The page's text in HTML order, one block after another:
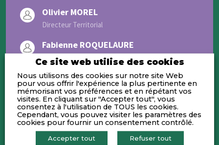
Olivier MOREL
Directeur Territorial
Fabienne ROQUELAURE
Chargée de Développement Territorial
Activités
Ce site web utilise des cookies
Nous utilisons des cookies sur notre site Web
pour vous offrir l'expérience la plus pertinente en
mémorisant vos préférences et en répétant vos
visites. En cliquant sur "Accepter tout", vous
consentez à l'utilisation de TOUS les cookies.
Cependant, vous pouvez visiter les paramètres des
cookies pour fournir un consentement contrôlé.
Accepter tout Refuser tout